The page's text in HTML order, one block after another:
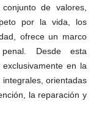
de valores,
por la vida, los
ofrece un marco
Desde esta
en la
orientadas
la reparación y